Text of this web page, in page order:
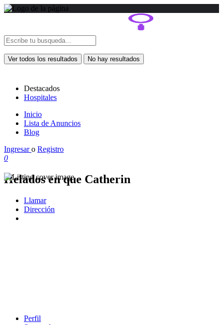
Ver todos los resultados No hay resultados
Destacados
Hospitales
Inicio
Lista de Anuncios
Blog
Ingresaro Registro
0
Helados en que Catherin
Llamar
Dirección
Perfil